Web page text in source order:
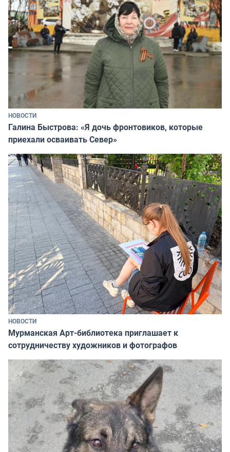
НОВОСТИ
Галина Быстрова: «Я дочь фронтовиков, которые
приехали осваивать Север»
НОВОСТИ
Мурманская Арт-библиотека приглашает к
сотрудничеству художников и фотографов